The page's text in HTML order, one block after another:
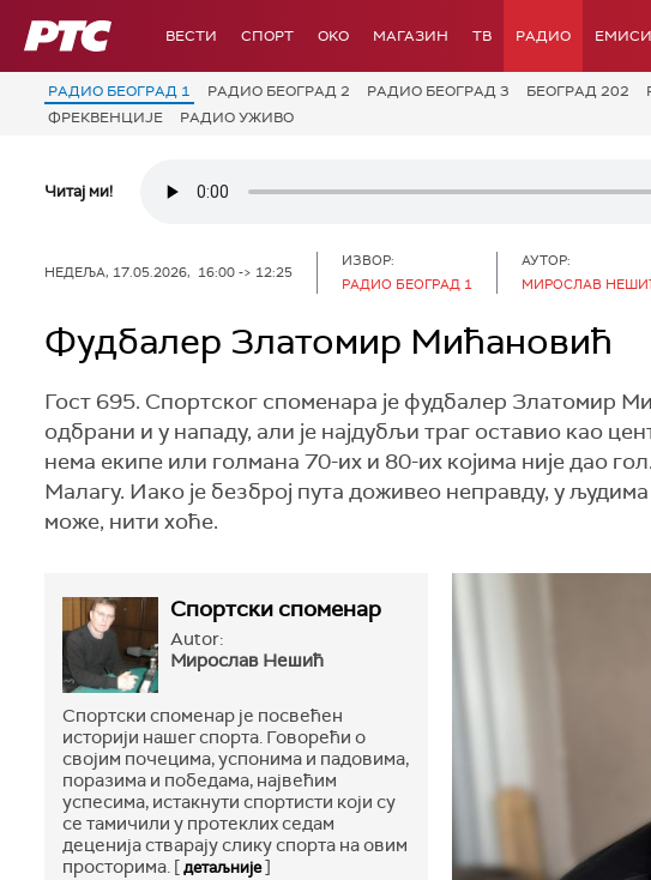
РТС ВЕСТИ СПОРТ OKO МАГАЗИН ТВ РАДИО
РАДИО БЕОГРАД 1 РАДИО БЕОГРАД 2 РАДИО БЕОГРАД 3 БЕОГРАД 202
ФРЕКВЕНЦИЈЕ
РАДИО УЖИВО
Читај ми!
НЕДЕЉА, 17.05.2026, 16:00 -> 12:25
ИЗВОР:
РАДИО БЕОГРАД 1
АУТОР:
МИРОСЛАВ
Фудбалер Златомир Мићановић
Гост 695. Спортског споменара је фудбалер Златомир
одбрани и у нападу, али је најдубљи траг оставио као
нема екипе или голмана 70-их и 80-их којима није дао
Малагу. Иако је безброј пута доживео неправду, у
може, нити хоће.
Спортски споменар
Autor:
Мирослав Нешић
Спортски споменар је посвећен
историји нашег спорта. Говорећи о
својим почецима, успонима и падовима,
поразима и победама, највећим
успесима, истакнути спортисти који су
се тамичили у протеклих седам
деценија стварају слику спорта на овим
просторима. [детаљније]